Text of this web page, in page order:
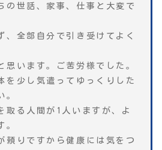
の世話、家事、仕事と大変で
、全部自分で引き受けてよく
思います。ご苦労様でした。
を少し気遣ってゆっくりした
。
取る人間が1人いますが、よ
。
頼りですから健康には気をつ